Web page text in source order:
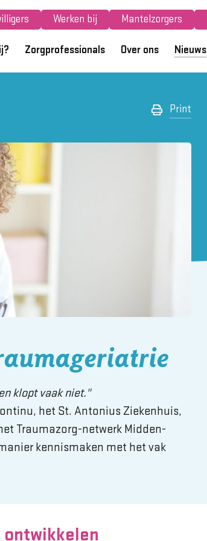
Werken bij Mantelzorgers
Zorgprofessionals Over ons Nieuws
Print
klopt vaak niet."
het St. Antonius Ziekenhuis,
Traumazorg-netwerk Midden-
kennismaken met het vak
ontwikkelen